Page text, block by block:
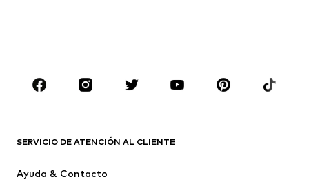
ROPA
Camisetas
Jeans
SERVICIO DE ATENCIÓN AL CLIENTE
Ayuda & Contacto